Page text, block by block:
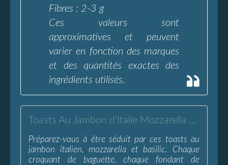
Fibres : 2-3 g
Ces valeurs sont
approximatives et peuvent
varier en fonction des marques
et des quantités exactes des
ingrédients utilisés.
Toasts Au Jambon d'Italie Mozzarella Et Basilic - L'Eau à la Bouche
Préparez-vous à être séduit par ces toasts au
jambon italien, mozzarella et basilic. Chaque
croquant de baguette, chaque fondant de